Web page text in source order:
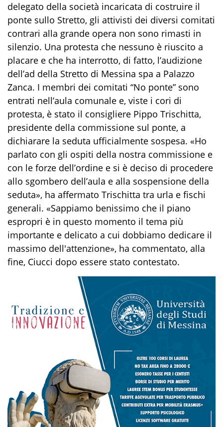
delegato della società incaricata di costruire il
ponte sullo Stretto, gli attivisti dei diversi comitati
contrari alla grande opera non sono rimasti in
silenzio. Una protesta che nessuno è riuscito a
placare e che ha interrotto, di fatto, l’audizione
dell’ad della Stretto di Messina spa a Palazzo
Zanca. I membri dei comitati “No ponte” sono
entrati nell’aula comunale e, viste i cori di
protesta, è stato il consigliere Pippo Trischitta,
presidente della commissione sul ponte, a
dichiarare la seduta ufficialmente sospesa. «Ho
parlato con gli ospiti della nostra commissione e
con le forze dell’ordine e si è deciso di procedere
allo sgombero dell’aula e alla sospensione della
seduta», ha affermato Trischitta tra urla e fischi
generali. «Sappiamo benissimo che il piano
espropri è in questo momento il tema più
importante e delicato a cui dobbiamo dedicare il
massimo dell'attenzione», ha commentato, alla
fine, Ciucci dopo essere stato contestato.